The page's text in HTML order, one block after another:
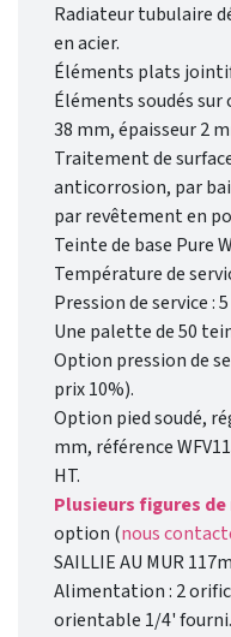
Radiateur tubulaire
en acier.
Éléments plats
Éléments soudés
38 mm, épaisseur 2
Traitement de
anticorrosion, par
par revêtement en
Teinte de base Pure
Température de
Pression de service :
Une palette de 50
Option pression de
prix 10%).
Option pied soudé,
mm, référence
HT.
Plusieurs figures
option (nous
SAILLIE AU MUR
Alimentation : 2
orientable 1/4'